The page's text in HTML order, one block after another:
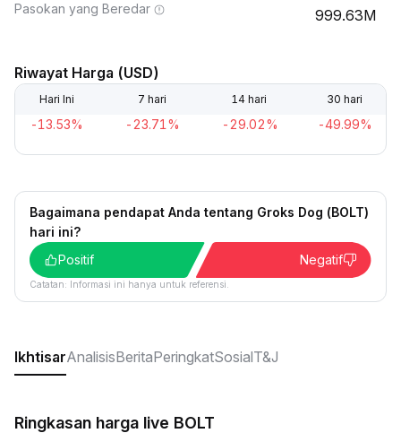
Pasokan yang Beredar 999.63M
Riwayat Harga (USD)
Hari Ini 7 hari 14 hari 30 hari
-13.53% -23.71% -29.02% -49.99%
Bagaimana pendapat Anda tentang Groks Dog (BOLT)
hari ini?
Positif
Negatif
Catatan: Informasi ini hanya untuk referensi.
IkhtisarAnalisisBeritaPeringkatSosialT&J
Ringkasan harga live BOLT